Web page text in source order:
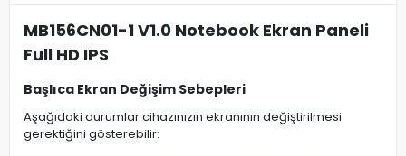
MB156CN01-1 V1.0 Notebook Ekran Paneli
Full HD IPS
Başlıca Ekran Değişim Sebepleri
Aşağıdaki durumlar cihazınızın ekranının değiştirilmesi
gerektiğini gösterebilir: